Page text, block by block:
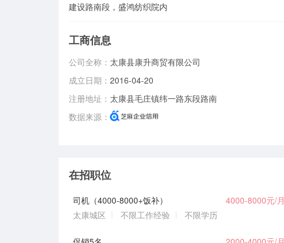
建设路南段，盛鸿纺织院内
工商信息
公司全称： 太康县康升商贸有限公司
成立日期：2016-04-20
注册地址： 太康县毛庄镇纬一路东段路南
数据来源：
在招职位
司机（4000-8000+饭补）
4000-8000元/月
太康城区
不限工作经验 不限学历